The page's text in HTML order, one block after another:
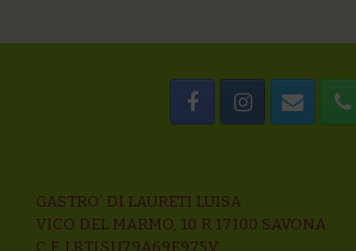
GASTRO’ DI LAURETI LUISA
VICO DEL MARMO, 10 R 17100 SAVONA
C.F. LRTLSU79A69E975V